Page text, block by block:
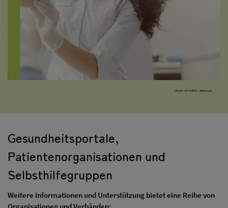
iStock-671357072_Zinkevych
Gesundheitsportale,
Patientenorganisationen und
Selbsthilfegruppen
Weitere Informationen und Unterstützung bietet eine Reihe von